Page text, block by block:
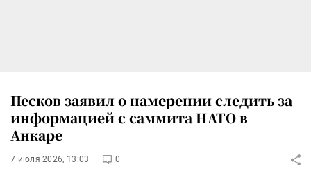
Песков заявил о намерении следить за
информацией с саммита НАТО в
Анкаре
7 июля 2026, 13:03 0